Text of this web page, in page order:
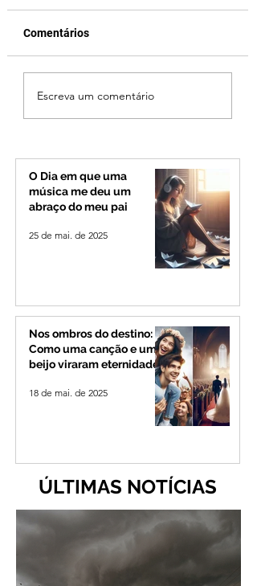
Operação especial
reforça segurança na
BR-365 e na
período de
peregrinação para
Romaria
Comentários
Escreva um comentário
O Dia em que uma
música me deu um
abraço do meu pai
25 de mai. de 2025
Nos ombros do destino:
Como uma canção e um
beijo viraram eternidade
18 de mai. de 2025
ÚLTIMAS NOTÍCIAS